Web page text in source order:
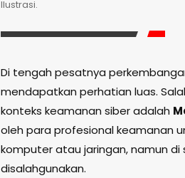
Ilustrasi.
Di tengah pesatnya
mendapatkan perhatian luas.
konteks keamanan siber adalah
oleh para profesional keamanan
komputer atau jaringan, namun
disalahgunakan.